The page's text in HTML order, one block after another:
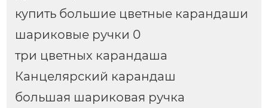
купить большие цветные карандаши
шариковые ручки 0
три цветных карандаша
Канцелярский карандаш
большая шариковая ручка